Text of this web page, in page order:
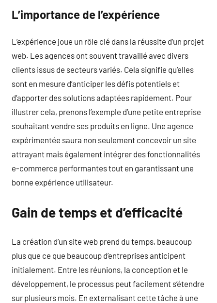
L’importance de l’expérience
L’expérience joue un rôle clé dans la réussite d’un projet
web. Les agences ont souvent travaillé avec divers
clients issus de secteurs variés. Cela signifie qu’elles
sont en mesure d’anticiper les défis potentiels et
d’apporter des solutions adaptées rapidement. Pour
illustrer cela, prenons l’exemple d’une petite entreprise
souhaitant vendre ses produits en ligne. Une agence
expérimentée saura non seulement concevoir un site
attrayant mais également intégrer des fonctionnalités
e-commerce performantes tout en garantissant une
bonne expérience utilisateur.
Gain de temps et d’efficacité
La création d’un site web prend du temps, beaucoup
plus que ce que beaucoup d’entreprises anticipent
initialement. Entre les réunions, la conception et le
développement, le processus peut facilement s’étendre
sur plusieurs mois. En externalisant cette tâche à une